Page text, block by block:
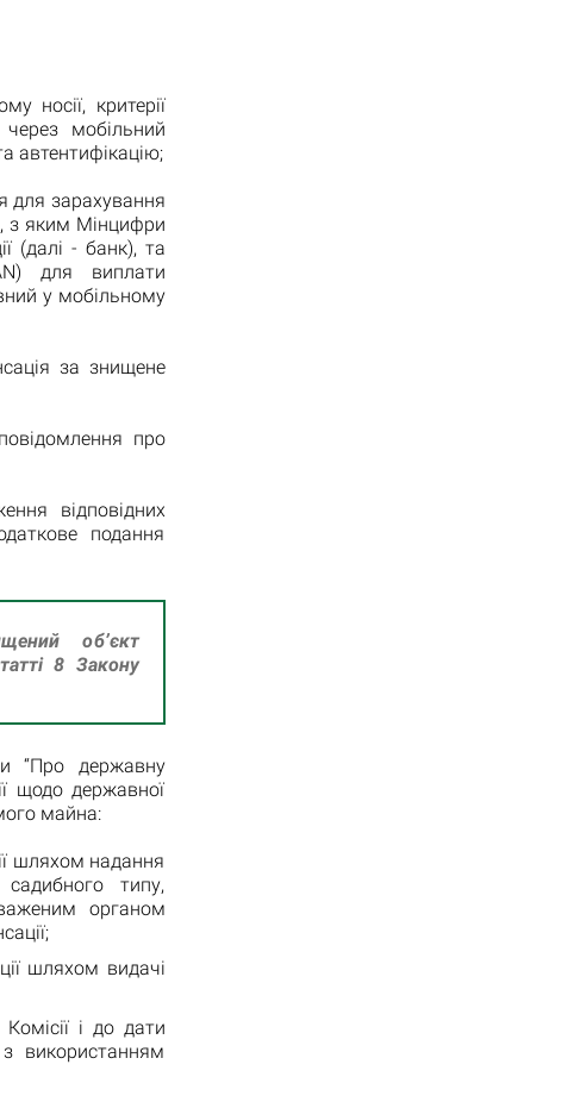
носії, критерії
мобільний
автентифікацію;
для зарахування
з яким Мінцифри
(далі - банк), та
для виплати
у мобільному
за знищене
про
відповідних
подання
об’єкт
8 Закону
“Про державну
щодо державної
майна:
шляхом надання
типу,
органом
шляхом видачі
і до дати
використанням